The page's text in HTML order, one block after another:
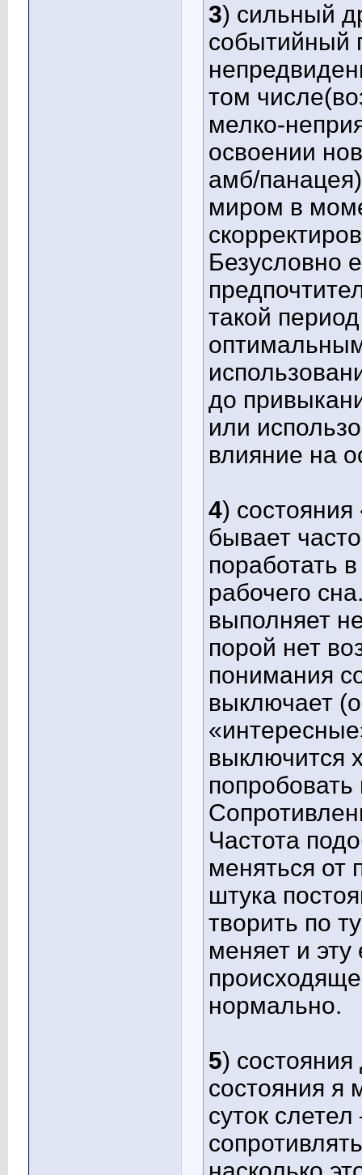
3) сильный
событийный
том
мелко-
освоении
амб/
миром в
Безусловно
такой
до
или
влияние на
4)
бывает
поработать
рабочего
выполняет
порой нет
понимания
выключает
выключится
попробовать
Частота
меняться от
штука
творить по
меняет и
нормально.
5)
состояния я
суток